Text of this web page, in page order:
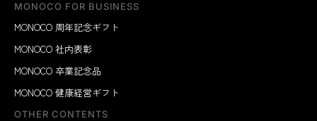
MONOCO FOR BUSINESS
MONOCO 周年記念ギフト
MONOCO 社内表彰
MONOCO 卒業記念品
MONOCO 健康経営ギフト
OTHER CONTENTS